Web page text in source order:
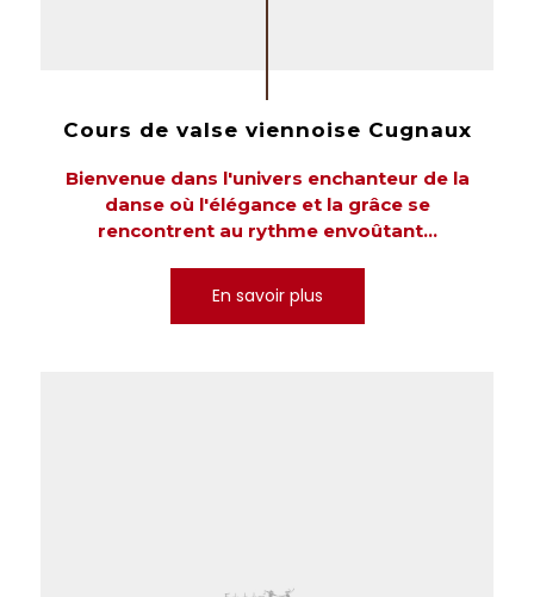
Cours de valse viennoise Cugnaux
Bienvenue dans l'univers enchanteur de la
danse où l'élégance et la grâce se
rencontrent au rythme envoûtant...
En savoir plus